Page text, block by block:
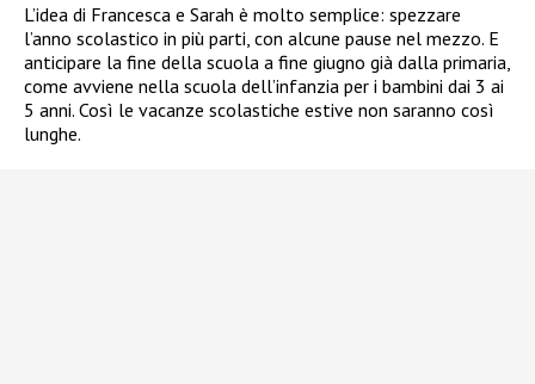
L’idea di Francesca e Sarah è molto semplice: spezzare
l’anno scolastico in più parti, con alcune pause nel mezzo. E
anticipare la fine della scuola a fine giugno già dalla primaria,
come avviene nella scuola dell’infanzia per i bambini dai 3 ai
5 anni. Così le vacanze scolastiche estive non saranno così
lunghe.